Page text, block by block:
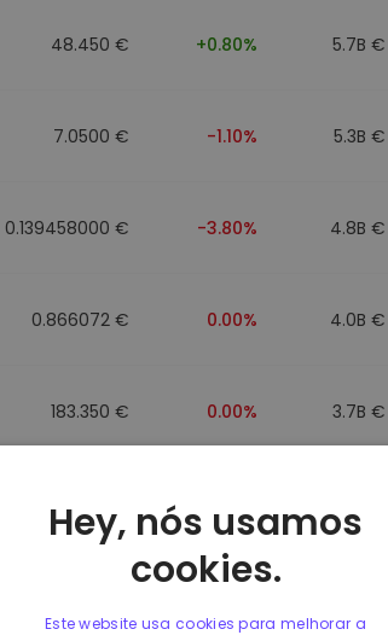
48.450 € +0.80% 5.7B €
7.0500 € -1.10% 5.3B €
0.139458000 € -3.80% 4.8B €
0.866072 € 0.00% 4.0B €
183.350 € 0.00% 3.7B €
Hey, nós usamos
cookies.
Este website usa cookies para melhorar a